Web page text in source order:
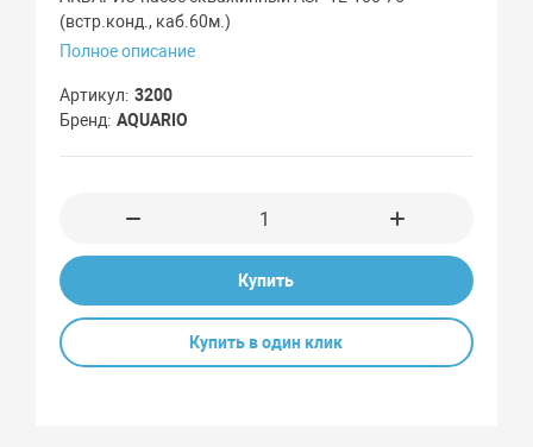
(встр.конд., каб.60м.)
Полное описание
Артикул 3200
Бренд AQUARIO
Купить
Купить в один клик